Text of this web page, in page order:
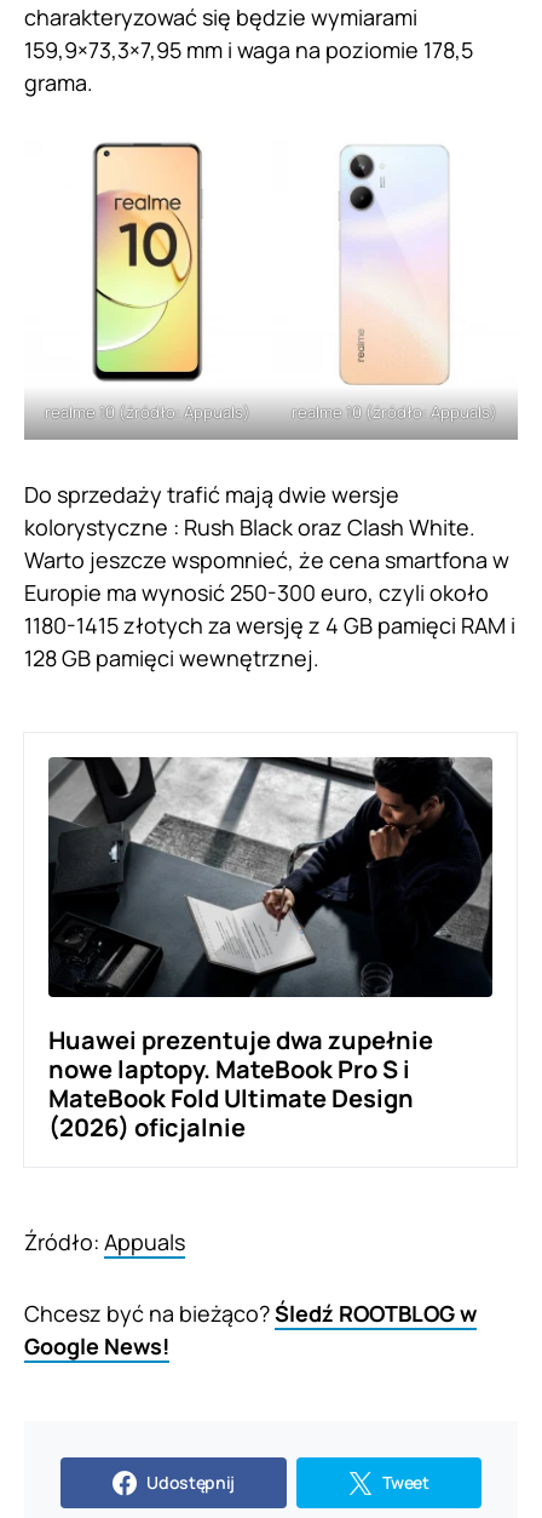
charakteryzować się będzie wymiarami
159,9×73,3×7,95 mm i waga na poziomie 178,5
grama.
realme 10 (źródło: Appuals) realme 10 (źródło: Appuals)
Do sprzedaży trafić mają dwie wersje
kolorystyczne : Rush Black oraz Clash White.
Warto jeszcze wspomnieć, że cena smartfona w
Europie ma wynosić 250-300 euro, czyli około
1180-1415 złotych za wersję z 4 GB pamięci RAM i
128 GB pamięci wewnętrznej.
Huawei prezentuje dwa zupełnie
nowe laptopy. MateBook Pro S i
MateBook Fold Ultimate Design
(2026) oficjalnie
Źródło: Appuals
Chcesz być na bieżąco?Śledź ROOTBLOG w
Google News!
Udostępnij Tweet